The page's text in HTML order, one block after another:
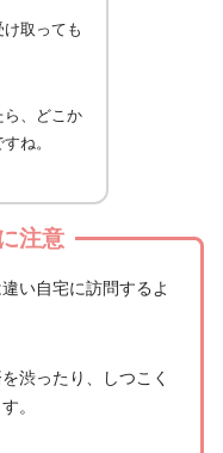
取っても
、どこか
ね。
注意
い自宅に訪問するよ
渋ったり、しつこく
。